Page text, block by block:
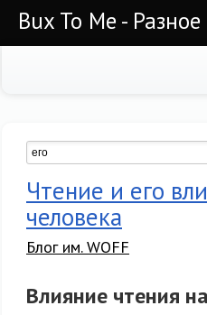
Bux To Me -
Чтение и его
человека
Блог им. WOFF
Влияние чтения